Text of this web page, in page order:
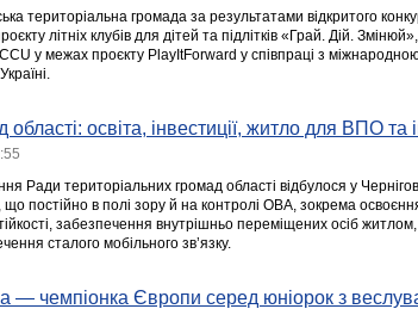
територіальна громада за результатами відкритого
літніх клубів для дітей та підлітків «Грай. Дій.
у межах проєкту PlayItForward у співпраці з
області: освіта, інвестиції, житло для ВПО та
Ради територіальних громад області відбулося у
постійно в полі зору й на контролі ОВА, зокрема
забезпечення внутрішньо переміщених осіб
сталого мобільного зв’язку.
чемпіонка Європи серед юніорок з